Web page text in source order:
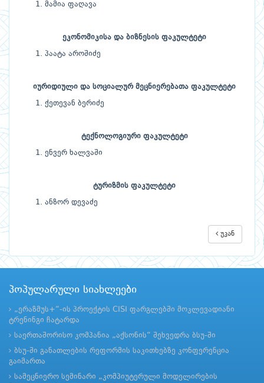
მამია ფაღავა
ეკონომიკისა და ბიზნესის ფაკულტეტი
პაატა აროშიძე
იურიდიული და სოციალურ მეცნიერებათა ფაკულტეტი
ქეთევან ბერიძე
ტექნოლოგიური ფაკულტეტი
ენვერ ხალვაში
ტურიზმის ფაკულტეტი
ანზორ დევაძე
უკან
პოპულარული სიახლეები
„ერაზმუს+“-ის პროექტის CISI ფარგლებში მოკლევადიანი
ტრენინგი ჩატარდა
საერთაშორისო კომპანია „აქსონის“ შეხვედრა ბსუ-ში
ბსუ-ში განათლების რეფორმის საკითხებზე კონფერენცია
გაიმართა
სამეცნიერო სემინარი „კომპიუტერული მოდელირების